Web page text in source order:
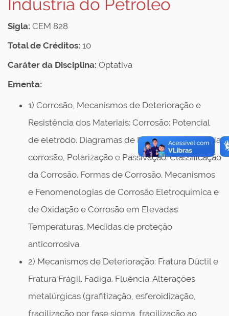
Indústria do Petróleo
Sigla: CEM 828
Total de Créditos: 10
Caráter da Disciplina: Optativa
Ementa:
1) Corrosão, Mecanismos de Deterioração e
Resistência dos Materiais: Corrosão: Potencial
de eletrodo. Diagramas de Pourbaix. Cinética da
corrosão, Polarização e Passivação. Classificação
da Corrosão. Formas de Corrosão. Mecanismos
e Fenomenologias de Corrosão Eletroquímica e
de Oxidação e Corrosão em Elevadas
Temperaturas. Medidas de proteção
anticorrosiva.
2) Mecanismos de Deterioração: Fratura Dúctil e
Fratura Frágil. Fadiga. Fluência. Alterações
metalúrgicas (grafitização, esferoidização,
fragilização por fase sigma, fragilização ao